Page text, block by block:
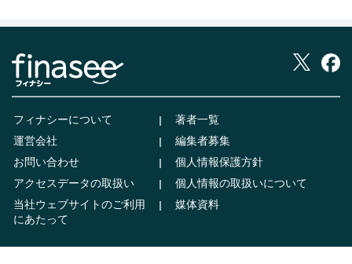
フィナシーについて
著者一覧
運営会社
編集者募集
お問い合わせ
個人情報保護方針
アクセスデータの取扱い
個人情報の取扱いについて
当社ウェブサイトのご利用
にあたって
媒体資料